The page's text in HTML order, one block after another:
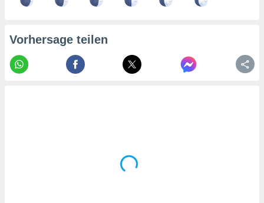
Vorhersage teilen